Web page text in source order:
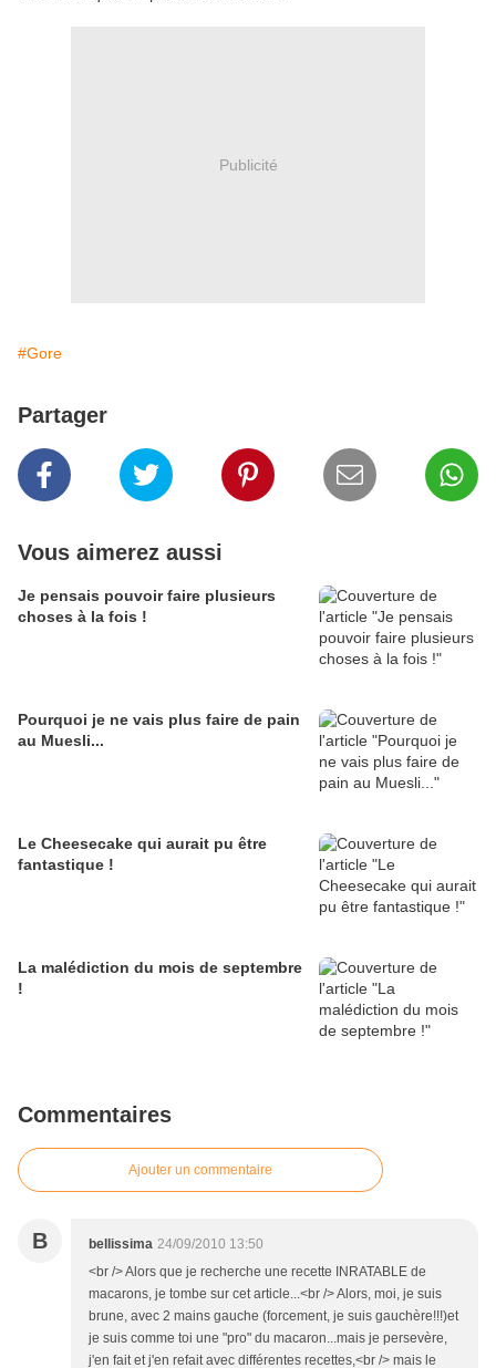
Publicité
#Gore
Partager
Vous aimerez aussi
Je pensais pouvoir faire plusieurs
choses à la fois !
Pourquoi je ne vais plus faire de pain
au Muesli...
Le Cheesecake qui aurait pu être
fantastique !
La malédiction du mois de septembre
!
Commentaires
Ajouter un commentaire
B bellissima 24/09/2010 13:50
<br /> Alors que je recherche une recette INRATABLE de
macarons, je tombe sur cet article...<br /> Alors, moi, je suis
brune, avec 2 mains gauche (forcement, je suis gauchère!!!)et
je suis comme toi une "pro" du macaron...mais je persevère,
j'en fait et j'en refait avec différentes recettes,<br /> mais le